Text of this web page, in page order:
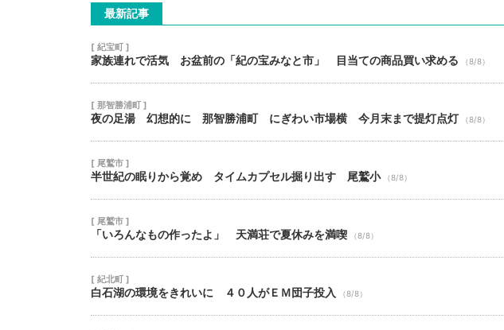
最新記事
[ 紀宝町 ]
家族連れで活気 お盆前の「紀の宝みなと市」 目当ての商品買い求める （8/8）
[ 那智勝浦町 ]
夜の足湯 幻想的に 那智勝浦町 にぎわい市場横 今月末まで提灯点灯 （8/8）
[ 尾鷲市 ]
半世紀の眠りから覚め タイムカプセル掘り出す 尾鷲小 （8/8）
[ 尾鷲市 ]
「いろんなもの作ったよ」 天満荘で夏休みを満喫 （8/8）
[ 紀北町 ]
白石湖の環境をきれいに ４０人がＥＭ団子投入 （8/8）